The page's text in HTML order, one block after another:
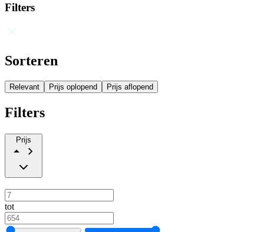
Filters
Sorteren
Relevant Prijs oplopend Prijs aflopend
Filters
Prijs
tot